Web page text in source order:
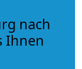
nach
Ihnen